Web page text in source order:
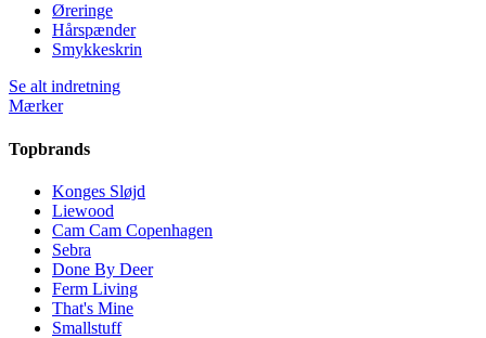
Øreringe
Hårspænder
Smykkeskrin
Se alt indretning
Mærker
Topbrands
Konges Sløjd
Liewood
Cam Cam Copenhagen
Sebra
Done By Deer
Ferm Living
That's Mine
Smallstuff